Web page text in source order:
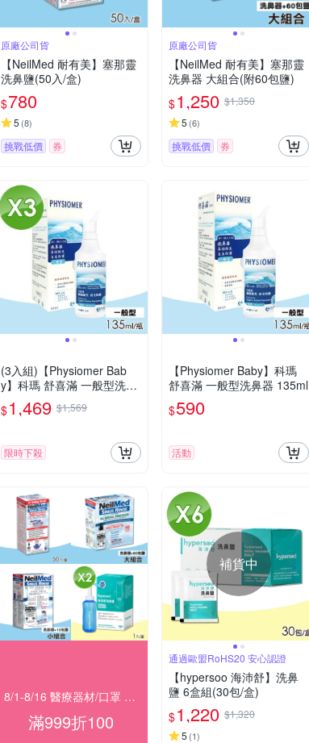
原廠公司貨
【NeilMed 耐有美】塞那靈
洗鼻鹽(50入/盒)
$780
5 (8)
挑戰低價 券
原廠公司貨
【NeilMed 耐有美】塞那靈
洗鼻器 大組合(附60包鹽)
$1,250 $1,350
5 (6)
挑戰低價 券
(3入組)【Physiomer Bab
y】科瑪 舒喜滿 一般型洗鼻
器 135ml
$1,469 $1,569
限時下殺
【Physiomer Baby】科瑪
舒喜滿 一般型洗鼻器 135ml
$590
活動
8/1-8/16 醫療器材/口罩 指定滿999折100
滿999折100
補貨中
通過歐盟RoHS20 安心認證
【hypersoo 海沛舒】洗鼻
鹽 6盒組(30包/盒)
$1,220 $1,320
5 (1)